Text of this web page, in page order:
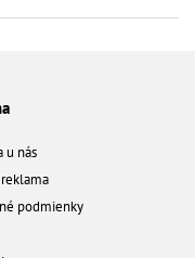
u nás
podmienky